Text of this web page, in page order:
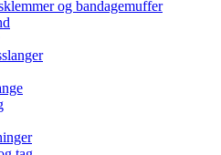
og bandagemuffer